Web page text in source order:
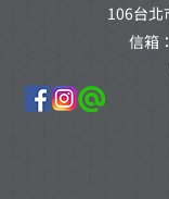
106台北
信箱